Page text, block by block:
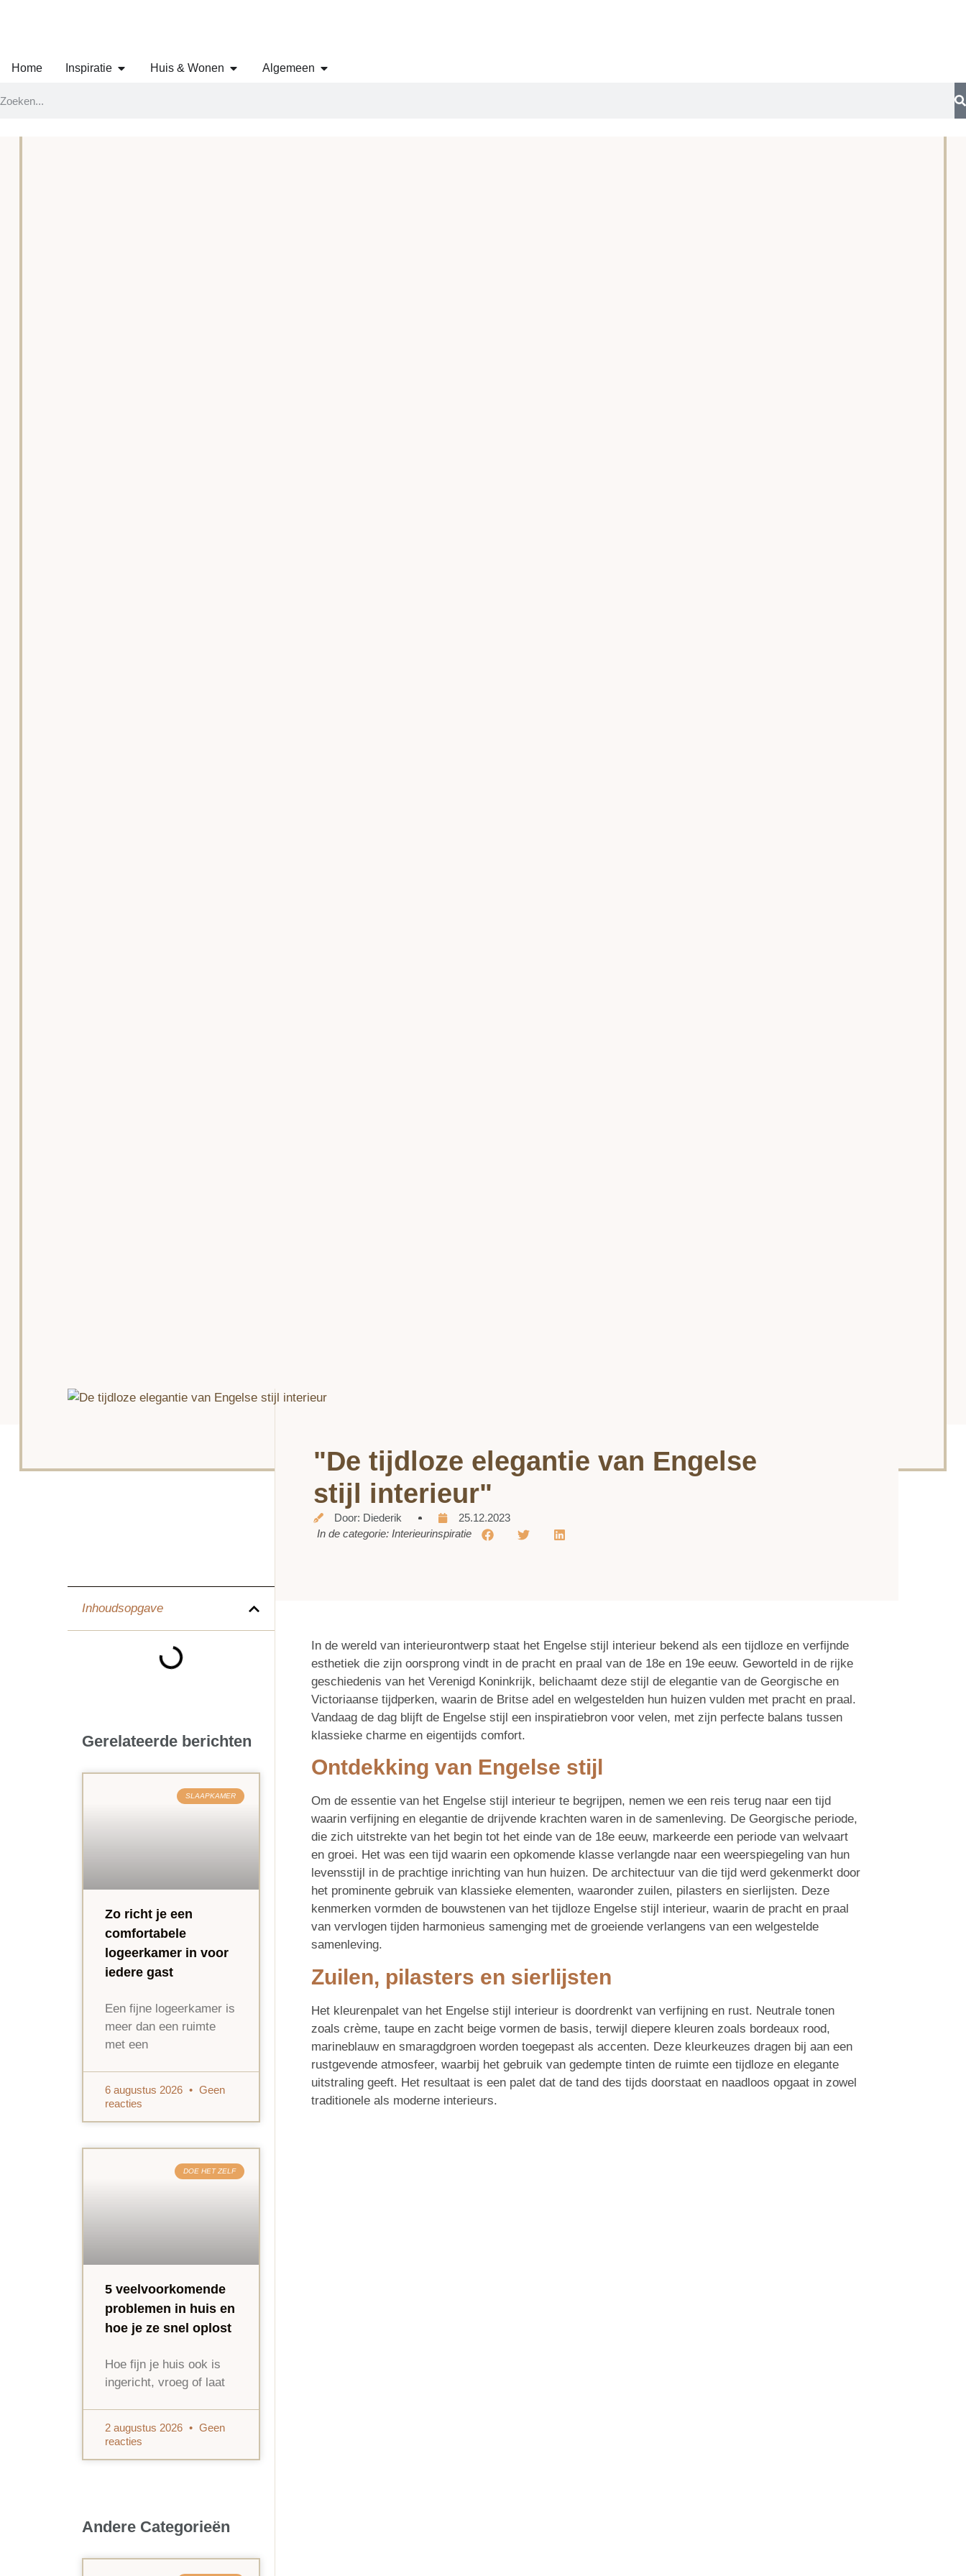
Home Inspiratie Huis & Wonen Algemeen
Inhoudsopgave
Gerelateerde berichten
SLAAPKAMER
Zo richt je een
comfortabele
logeerkamer in voor
iedere gast
Een fijne logeerkamer is
meer dan een ruimte
met een
6 augustus 2026
Geen
reacties
DOE HET ZELF
5 veelvoorkomende
problemen in huis en
hoe je ze snel oplost
Hoe fijn je huis ook is
ingericht, vroeg of laat
2 augustus 2026
Geen
reacties
Andere Categorieën
"De tijdloze elegantie van Engelse
stijl interieur"
Door: Diederik
25.12.2023
In de categorie: Interieurinspiratie
In de wereld van interieurontwerp staat het Engelse stijl interieur bekend als een tijdloze en verfijnde
esthetiek die zijn oorsprong vindt in de pracht en praal van de 18e en 19e eeuw. Geworteld in de rijke
geschiedenis van het Verenigd Koninkrijk, belichaamt deze stijl de elegantie van de Georgische en
Victoriaanse tijdperken, waarin de Britse adel en welgestelden hun huizen vulden met pracht en praal.
Vandaag de dag blijft de Engelse stijl een inspiratiebron voor velen, met zijn perfecte balans tussen
klassieke charme en eigentijds comfort.
Ontdekking van Engelse stijl
Om de essentie van het Engelse stijl interieur te begrijpen, nemen we een reis terug naar een tijd
waarin verfijning en elegantie de drijvende krachten waren in de samenleving. De Georgische periode,
die zich uitstrekte van het begin tot het einde van de 18e eeuw, markeerde een periode van welvaart
en groei. Het was een tijd waarin een opkomende klasse verlangde naar een weerspiegeling van hun
levensstijl in de prachtige inrichting van hun huizen. De architectuur van die tijd werd gekenmerkt door
het prominente gebruik van klassieke elementen, waaronder zuilen, pilasters en sierlijsten. Deze
kenmerken vormden de bouwstenen van het tijdloze Engelse stijl interieur, waarin de pracht en praal
van vervlogen tijden harmonieus samenging met de groeiende verlangens van een welgestelde
samenleving.
Zuilen, pilasters en sierlijsten
Het kleurenpalet van het Engelse stijl interieur is doordrenkt van verfijning en rust. Neutrale tonen
zoals crème, taupe en zacht beige vormen de basis, terwijl diepere kleuren zoals bordeaux rood,
marineblauw en smaragdgroen worden toegepast als accenten. Deze kleurkeuzes dragen bij aan een
rustgevende atmosfeer, waarbij het gebruik van gedempte tinten de ruimte een tijdloze en elegante
uitstraling geeft. Het resultaat is een palet dat de tand des tijds doorstaat en naadloos opgaat in zowel
traditionele als moderne interieurs.